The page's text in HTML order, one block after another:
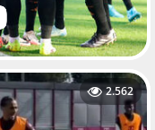
2.562